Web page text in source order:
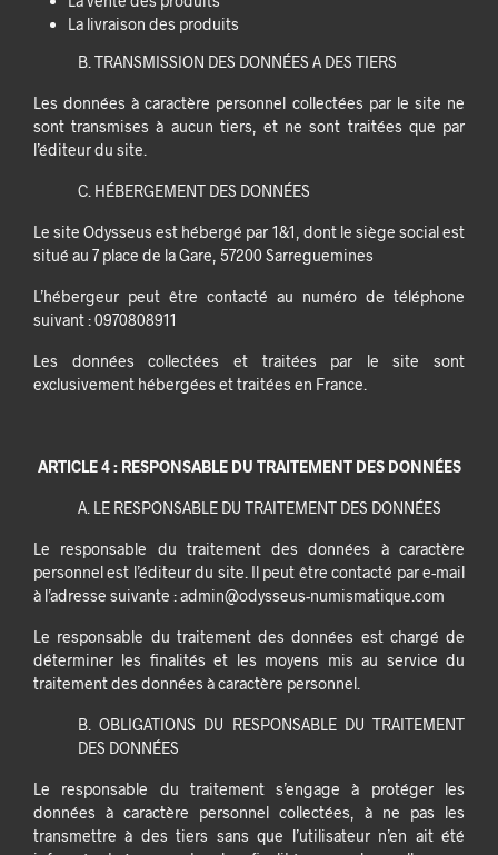
La livraison des produits
B. TRANSMISSION DES DONNÉES A DES TIERS
Les données à caractère personnel collectées par le site ne
sont transmises à aucun tiers, et ne sont traitées que par
l’éditeur du site.
C. HÉBERGEMENT DES DONNÉES
Le site Odysseus est hébergé par 1&1, dont le siège social est
situé au 7 place de la Gare, 57200 Sarreguemines
L’hébergeur peut être contacté au numéro de téléphone
suivant : 0970808911
Les données collectées et traitées par le site sont
exclusivement hébergées et traitées en France.
ARTICLE 4 : RESPONSABLE DU TRAITEMENT DES DONNÉES
A. LE RESPONSABLE DU TRAITEMENT DES DONNÉES
Le responsable du traitement des données à caractère
personnel est l’éditeur du site. Il peut être contacté par e-mail
à l’adresse suivante : admin@odysseus-numismatique.com
Le responsable du traitement des données est chargé de
déterminer les finalités et les moyens mis au service du
traitement des données à caractère personnel.
B. OBLIGATIONS DU RESPONSABLE DU TRAITEMENT
DES DONNÉES
Le responsable du traitement s’engage à protéger les
données à caractère personnel collectées, à ne pas les
transmettre à des tiers sans que l’utilisateur n’en ait été